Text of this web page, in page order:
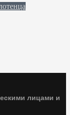
лицами и